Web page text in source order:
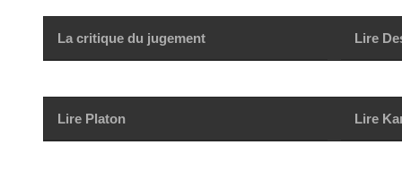
La critique du jugement Lire
Lire Platon Lire